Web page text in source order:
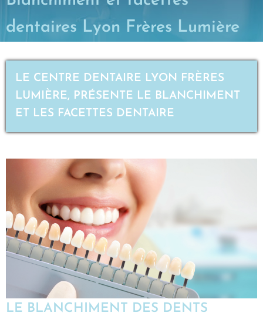
dentaires Lyon Frères Lumière
LE CENTRE DENTAIRE LYON FRÈRES
LUMIÈRE, PRÉSENTE LE BLANCHIMENT
ET LES FACETTES DENTAIRE
LE BLANCHIMENT DES DENTS